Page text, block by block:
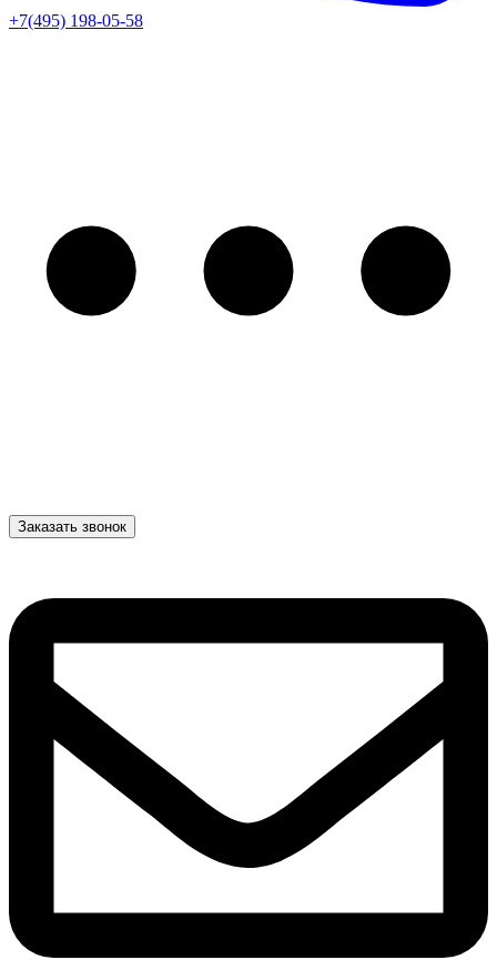
+7(495) 198-05-58
Заказать звонок